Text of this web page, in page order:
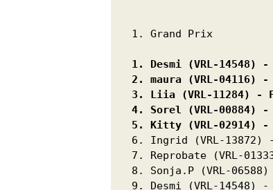
1. Grand Prix
1. Desmi (VRL-14548)
2. maura (VRL-04116)
3. Liia (VRL-11284) -
4. Sorel (VRL-00884) -
5. Kitty (VRL-02914) -
6. Ingrid (VRL-13872) -
7. Reprobate (VRL-
8. Sonja.P (VRL-
9. Desmi (VRL-14548) -